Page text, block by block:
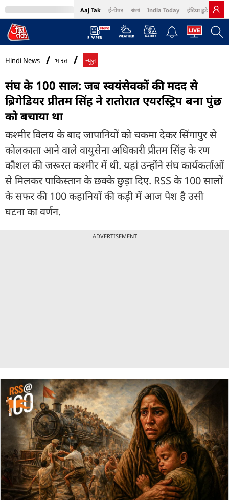
Aaj Tak ई-पेपर বাংলা India Today इंडिया टुडे हिंदी
MumbaiTak Cosmopolitan Harper's Bazaar Northeast
Hindi News भारत न्यूज़
संघ के 100 साल: जब स्वयंसेवकों की मदद से
ब्रिगेडियर प्रीतम सिंह ने रातोरात एयरस्ट्रिप बना पुंछ
को बचाया था
कश्मीर विलय के बाद जापानियों को चकमा देकर सिंगापुर से
कोलकाता आने वाले वायुसेना अधिकारी प्रीतम सिंह के रण
कौशल की जरूरत कश्मीर में थी. यहां उन्होंने संघ कार्यकर्ताओं
से मिलकर पाकिस्तान के छक्के छुड़ा दिए. RSS के 100 सालों
के सफर की 100 कहानियों की कड़ी में आज पेश है उसी
घटना का वर्णन.
ADVERTISEMENT